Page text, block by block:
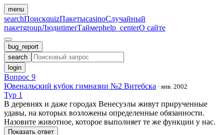
menu
searchПоискquizПакетыcasinoСлучайный
пакетgroupЛюдиtimerТаймерhelp_centerО сайте
bug_report
search
login
Вопрос 9
Ювенальский кубок гимназии №2 Витебска · янв. 2002
Тур 1
В деревнях и даже городах Венесуэлы живут прирученные
удавы, на которых возложены определенные обязанности.
Назовите животное, которое выполняет те же функции у нас.
Показать ответ